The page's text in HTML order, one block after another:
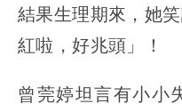
結果生理期來，她
紅啦，好兆頭」！
曾莞婷坦言有小小